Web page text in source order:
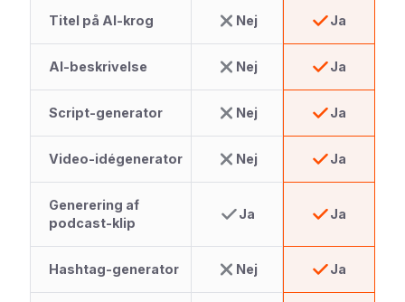
Titel på AI-krog Nej Ja
AI-beskrivelse Nej Ja
Script-generator Nej Ja
Video-idégenerator Nej Ja
Generering af
podcast-klip
Ja Ja
Hashtag-generator Nej Ja